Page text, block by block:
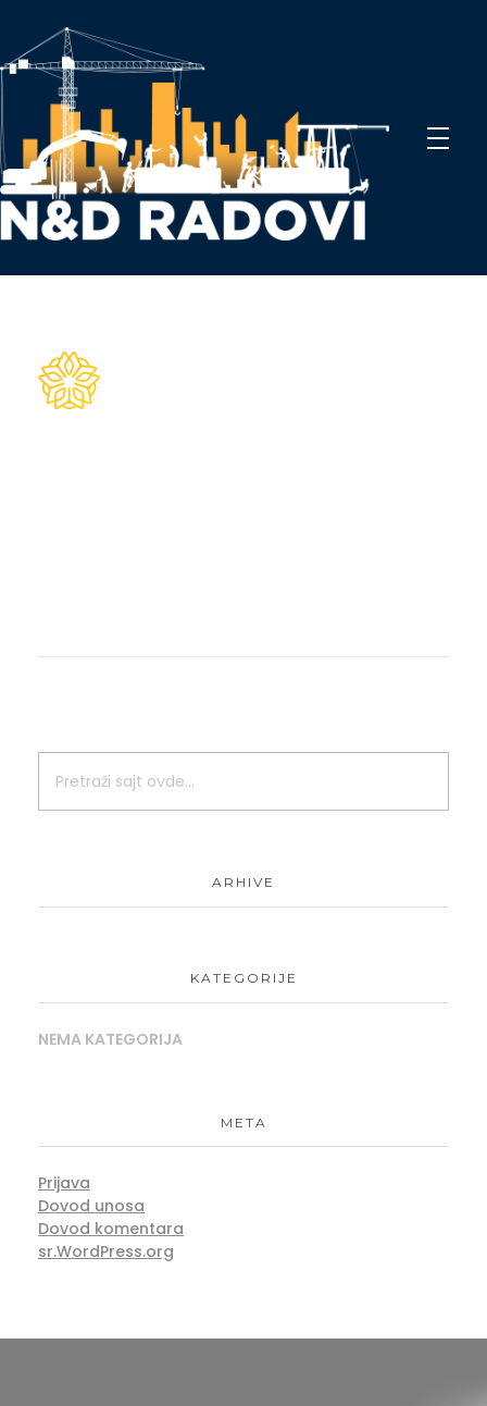
ARHIVE
KATEGORIJE
NEMA KATEGORIJA
META
Prijava
Dovod unosa
Dovod komentara
sr.WordPress.org